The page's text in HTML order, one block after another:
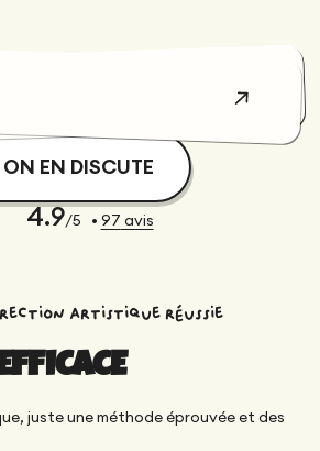
ON EN DISCUTE
4.9/5 • 97 avis
artistique réussie
juste une méthode éprouvée et des